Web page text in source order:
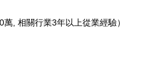
萬 相關行業3年以上從業經驗）